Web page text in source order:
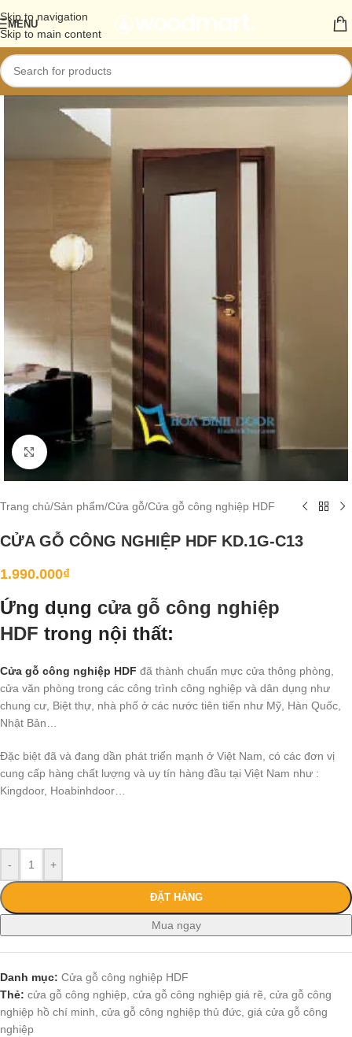
Skip to navigation
Skip to main content
MENU
Click to enlarge
Trang chủ/Sản phẩm/Cửa gỗ/Cửa gỗ công nghiệp HDF
CỬA GỖ CÔNG NGHIỆP HDF KD.1G-C13
1.990.000₫
Ứng dụng cửa gỗ công nghiệp
HDF trong nội thất:
Cửa gỗ công nghiệp HDF đã thành chuẩn mực cửa thông phòng,
cửa văn phòng trong các công trình công nghiệp và dân dụng như
chung cư, Biệt thự, nhà phố ở các nước tiên tiến như Mỹ, Hàn Quốc,
Nhật Bản…
Đặc biệt đã và đang dần phát triển mạnh ở Việt Nam, có các đơn vị
cung cấp hàng chất lượng và uy tín hàng đầu tại Việt Nam như :
Kingdoor, Hoabinhdoor…
- +
ĐẶT HÀNG
Mua ngay
Danh mục: Cửa gỗ công nghiệp HDF
Thẻ: cửa gỗ công nghiệp, cửa gỗ công nghiệp giá rẽ, cửa gỗ công
nghiệp hồ chí minh, cửa gỗ công nghiệp thủ đức, giá cửa gỗ công
nghiệp